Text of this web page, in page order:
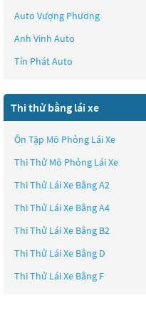
Auto Vượng Phương
Anh Vinh Auto
Tín Phát Auto
Thi thử bằng lái xe
Ôn Tập Mô Phỏng Lái Xe
Thi Thử Mô Phỏng Lái Xe
Thi Thử Lái Xe Bằng A2
Thi Thử Lái Xe Bằng A4
Thi Thử Lái Xe Bằng B2
Thi Thử Lái Xe Bằng D
Thi Thử Lái Xe Bằng F